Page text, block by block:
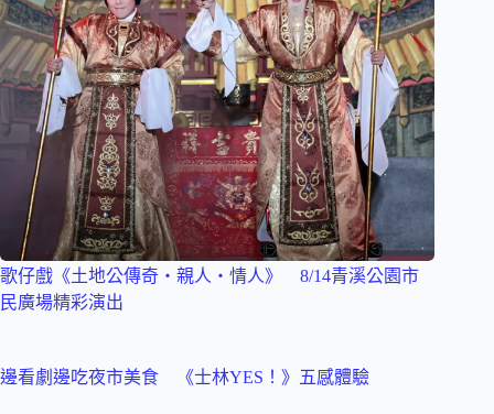
歌仔戲《土地公傳奇‧親人‧情人》 8/14青溪公園市
民廣場精彩演出
邊看劇邊吃夜市美食 《士林YES！》五感體驗